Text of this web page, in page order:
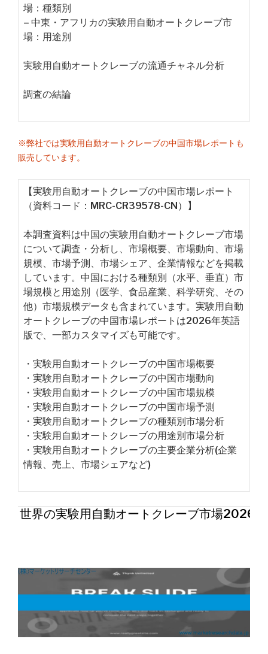
場：種類別
– 中東・アフリカの実験用自動オートクレーブ市
場：用途別
実験用自動オートクレーブの流通チャネル分析
調査の結論
※弊社では実験用自動オートクレーブの中国市場レポートも
販売しています。
【実験用自動オートクレーブの中国市場レポート
（資料コード：MRC-CR39578-CN）】
本調査資料は中国の実験用自動オートクレーブ市場
について調査・分析し、市場概要、市場動向、市場
規模、市場予測、市場シェア、企業情報などを掲載
しています。中国における種類別（水平、垂直）市
場規模と用途別（医学、食品産業、科学研究、その
他）市場規模データも含まれています。実験用自動
オートクレーブの中国市場レポートは2026年英語
版で、一部カスタマイズも可能です。
・実験用自動オートクレーブの中国市場概要
・実験用自動オートクレーブの中国市場動向
・実験用自動オートクレーブの中国市場規模
・実験用自動オートクレーブの中国市場予測
・実験用自動オートクレーブの種類別市場分析
・実験用自動オートクレーブの用途別市場分析
・実験用自動オートクレーブの主要企業分析(企業
情報、売上、市場シェアなど)
世界の実験用自動オートクレーブ市場2026年